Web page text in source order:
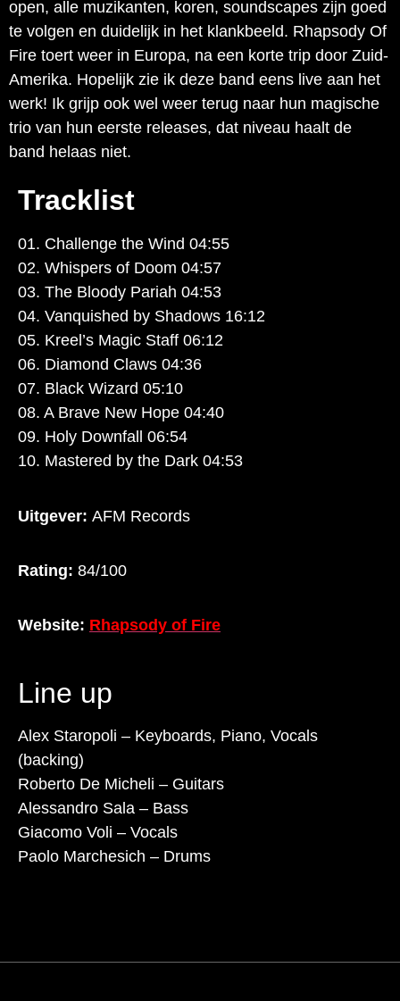
open, alle muzikanten, koren, soundscapes zijn goed
te volgen en duidelijk in het klankbeeld. Rhapsody Of
Fire toert weer in Europa, na een korte trip door Zuid-
Amerika. Hopelijk zie ik deze band eens live aan het
werk! Ik grijp ook wel weer terug naar hun magische
trio van hun eerste releases, dat niveau haalt de
band helaas niet.
Tracklist
01. Challenge the Wind 04:55
02. Whispers of Doom 04:57
03. The Bloody Pariah 04:53
04. Vanquished by Shadows 16:12
05. Kreel’s Magic Staff 06:12
06. Diamond Claws 04:36
07. Black Wizard 05:10
08. A Brave New Hope 04:40
09. Holy Downfall 06:54
10. Mastered by the Dark 04:53
Uitgever: AFM Records
Rating: 84/100
Website: Rhapsody of Fire
Line up
Alex Staropoli – Keyboards, Piano, Vocals
(backing)
Roberto De Micheli – Guitars
Alessandro Sala – Bass
Giacomo Voli – Vocals
Paolo Marchesich – Drums